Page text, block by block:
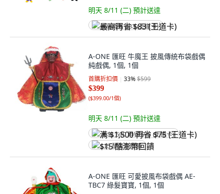
明天 8/11 (二) 預計送達
最高再省 $83 (王道卡)
A-ONE 匯旺 牛魔王 披風傳統布袋戲偶
純戲偶, 1個, 1個
首購折扣價 33%$599
$399
($399.00/1個)
明天 8/11 (二) 預計送達
满 $1,500 再省 $75 (王道卡)
$15 酷澎幣回饋
A-ONE 匯旺 可愛披風布袋戲偶 AE-
TBC7 綠髮寶寶, 1個, 1個